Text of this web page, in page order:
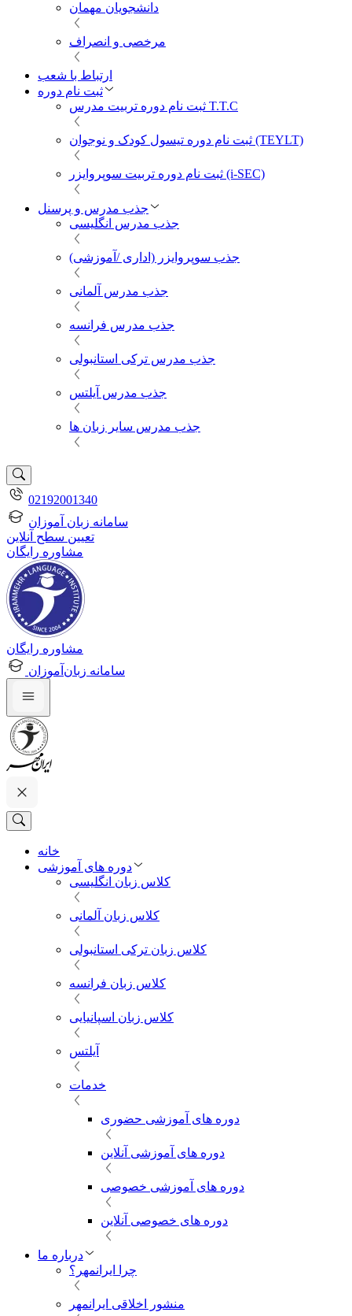
دانشجویان مهمان
مرخصی و انصراف
ارتباط با شعب
ثبت نام دوره
ثبت نام دوره تربیت مدرس T.T.C
ثبت نام دوره تیسول کودک و نوجوان (TEYLT)
ثبت نام دوره تربیت سوپروایزر (i-SEC)
جذب مدرس و پرسنل
جذب مدرس انگلیسی
جذب سوپروایزر (اداری /آموزشی)
جذب مدرس آلمانی
جذب مدرس فرانسه
جذب مدرس ترکی استانبولی
جذب مدرس آیلتس
جذب مدرس سایر زبان ها
02192001340
سامانه زبان آموزان
تعیین سطح آنلاین
مشاوره رایگان
مشاوره رایگان
سامانه زبان‌آموزان
خانه
دوره های آموزشی
کلاس زبان انگلیسی
کلاس زبان آلمانی
کلاس زبان ترکی استانبولی
کلاس زبان فرانسه
کلاس زبان اسپانیایی
آیلتس
خدمات
دوره های آموزشی حضوری
دوره های آموزشی آنلاین
دوره های آموزشی خصوصی
دوره های خصوصی آنلاین
درباره ما
چرا ایرانمهر؟
منشور اخلاقی ایرانمهر